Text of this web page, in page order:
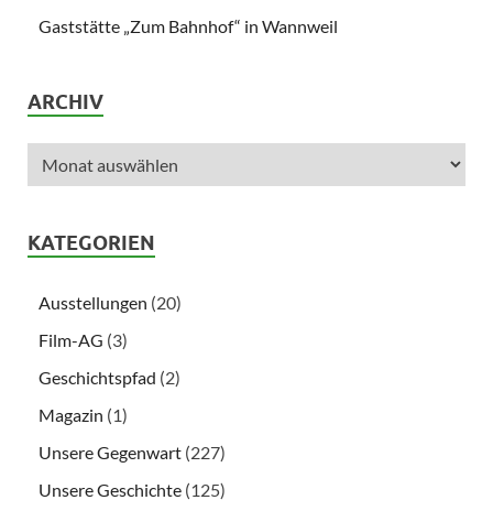
Gaststätte „Zum Bahnhof“ in Wannweil
ARCHIV
KATEGORIEN
Ausstellungen (20)
Film-AG (3)
Geschichtspfad (2)
Magazin (1)
Unsere Gegenwart (227)
Unsere Geschichte (125)